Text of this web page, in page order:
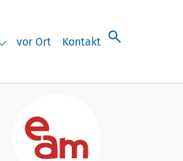
Submenu for "Soziale Arbeit"
vor Ort Kontakt